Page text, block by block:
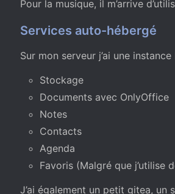
Pour la musique, il m’arrive
Services auto-hébergé
Sur mon serveur j’ai une
Stockage
Documents avec OnlyOffice
Notes
Contacts
Agenda
Favoris (Malgré que j’utilise
J’ai également un petit gitea, un